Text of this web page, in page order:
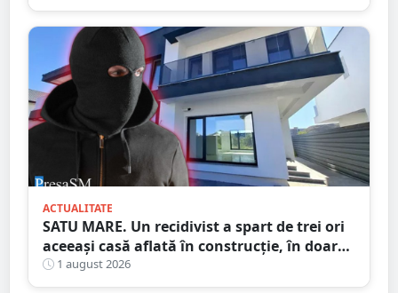
ACTUALITATE
SATU MARE. Un recidivist a spart de trei ori
aceeași casă aflată în construcție, în doar
șase zile
1 august 2026